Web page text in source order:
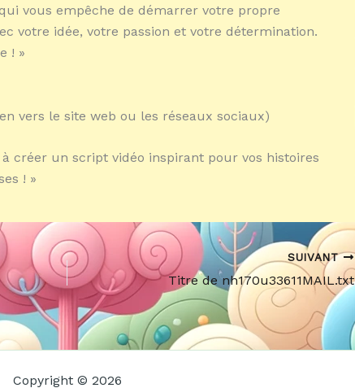
vous empêche de démarrer votre propre
votre idée, votre passion et votre détermination.
! »
vers le site web ou les réseaux sociaux)
à créer un script vidéo inspirant pour vos histoires
! »
SUIVANT
Titre de nh170u33611MAIL.txt
Copyright © 2026